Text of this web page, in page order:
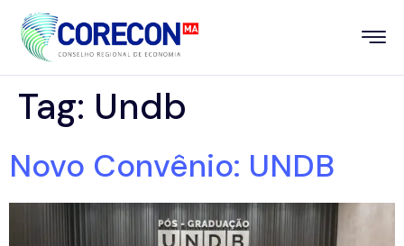
Tag: Undb
Novo Convênio: UNDB